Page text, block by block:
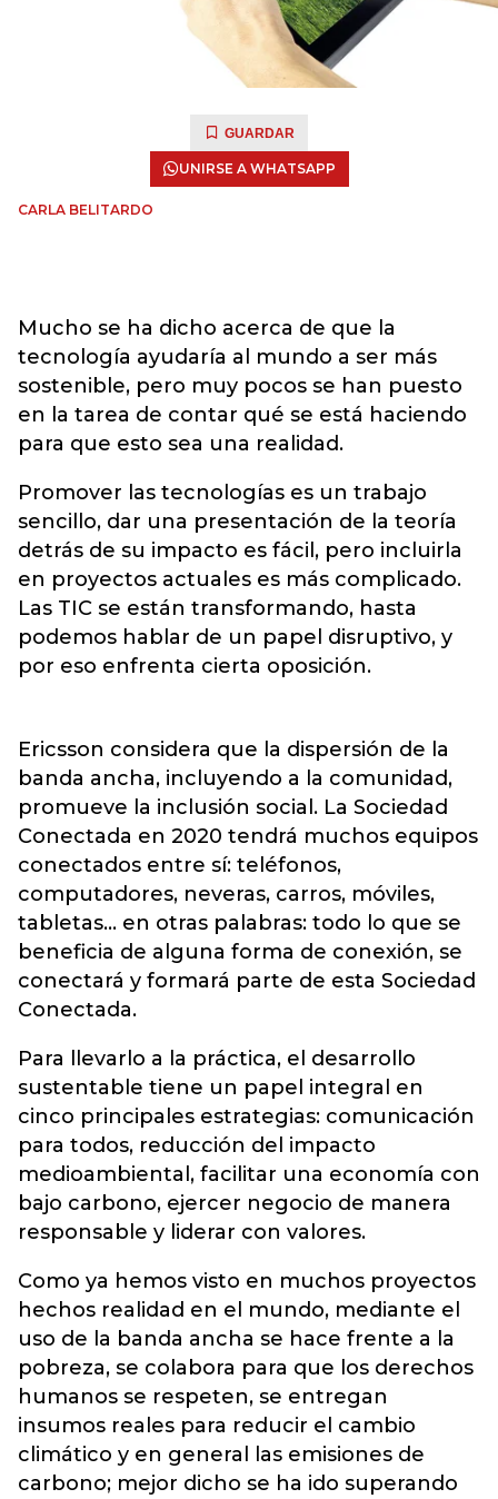
GUARDAR
UNIRSE A WHATSAPP
CARLA BELITARDO
Mucho se ha dicho acerca de que la
tecnología ayudaría al mundo a ser más
sostenible, pero muy pocos se han puesto
en la tarea de contar qué se está haciendo
para que esto sea una realidad.
Promover las tecnologías es un trabajo
sencillo, dar una presentación de la teoría
detrás de su impacto es fácil, pero incluirla
en proyectos actuales es más complicado.
Las TIC se están transformando, hasta
podemos hablar de un papel disruptivo, y
por eso enfrenta cierta oposición.
Ericsson considera que la dispersión de la
banda ancha, incluyendo a la comunidad,
promueve la inclusión social. La Sociedad
Conectada en 2020 tendrá muchos equipos
conectados entre sí: teléfonos,
computadores, neveras, carros, móviles,
tabletas… en otras palabras: todo lo que se
beneficia de alguna forma de conexión, se
conectará y formará parte de esta Sociedad
Conectada.
Para llevarlo a la práctica, el desarrollo
sustentable tiene un papel integral en
cinco principales estrategias: comunicación
para todos, reducción del impacto
medioambiental, facilitar una economía con
bajo carbono, ejercer negocio de manera
responsable y liderar con valores.
Como ya hemos visto en muchos proyectos
hechos realidad en el mundo, mediante el
uso de la banda ancha se hace frente a la
pobreza, se colabora para que los derechos
humanos se respeten, se entregan
insumos reales para reducir el cambio
climático y en general las emisiones de
carbono; mejor dicho se ha ido superando